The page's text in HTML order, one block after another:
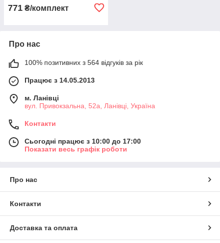
771 ₴/комплект
Про нас
100% позитивних з 564 відгуків за рік
Працює з 14.05.2013
м. Ланівці
вул. Привокзальна, 52а, Ланівці, Україна
Контакти
Сьогодні працює з 10:00 до 17:00
Показати весь графік роботи
Про нас
Контакти
Доставка та оплата